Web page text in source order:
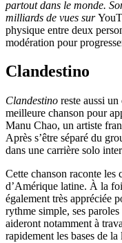
partout dans le monde.
milliards de vues sur
physique entre deux
modération pour
Clandestino
Clandestino reste aussi
meilleure chanson pour
Manu Chao, un artiste
Après s’être séparé du
dans une carrière solo
Cette chanson raconte les
d’Amérique latine. À la
également très appréciée
rythme simple, ses
aideront notamment à
rapidement les bases de la